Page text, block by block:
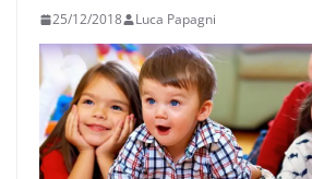
25/12/2018 Luca Papagni